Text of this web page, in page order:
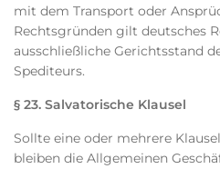
mit dem Transport oder
Rechtsgründen gilt deutsches
ausschließliche Gerichtsstand
Spediteurs.
§ 23. Salvatorische Klausel
Sollte eine oder mehrere
bleiben die Allgemeinen